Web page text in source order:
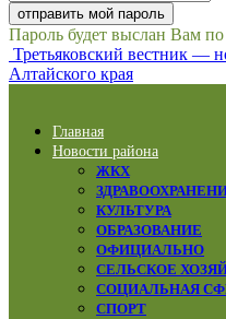
Пароль будет выслан Вам
Третьяковский вестник —
Алтайского края
Главная
Новости района
ЖКХ
КУЛЬТУРА
ОБРАЗОВАНИЕ
ОФИЦИАЛЬНО
СЕЛЬСКОЕ
СОЦИАЛЬНАЯ
СПОРТ